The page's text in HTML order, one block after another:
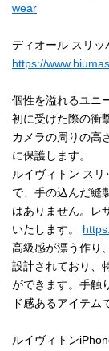
wear
ディオール スリ
https://
個性を溢れるユニ
初に受けた際の衝
カメラの周りの高
に保護します。
ルイヴィトン ス
で、手の込んだ縫
はありません。レ
いたします。
高級感が漂う作り
設計されており、
ができます。手触
ド感あるアイテム
ルイヴィトン